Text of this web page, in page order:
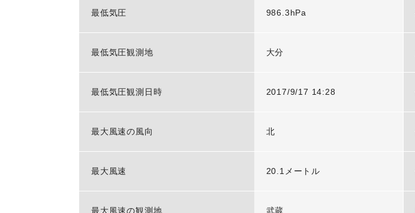
最低気圧 986.3hPa
最低気圧観測地 大分
最低気圧観測日時 2017/9/17 14:28
最大風速の風向 北
最大風速 20.1メートル
最大風速の観測地 武蔵